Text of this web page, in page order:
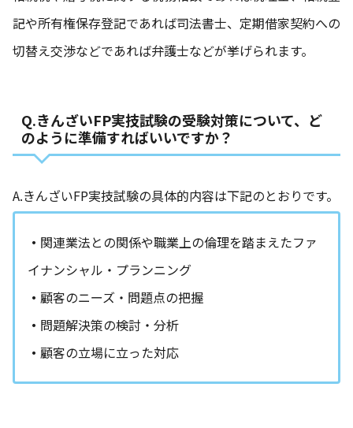
記や所有権保存登記であれば司法書士、定期借家契約への
切替え交渉などであれば弁護士などが挙げられます。
Q.きんざいFP実技試験の受験対策について、ど
のように準備すればいいですか？
A.きんざいFP実技試験の具体的内容は下記のとおりです。
・ 関連業法との関係や職業上の倫理を踏まえたファ
イナンシャル・プランニング
・ 顧客のニーズ・問題点の把握
・ 問題解決策の検討・分析
・ 顧客の立場に立った対応